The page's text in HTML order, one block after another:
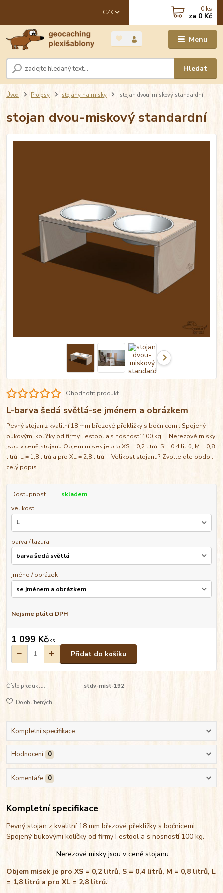
Menu
CZK
Hledat
0 ks
za 0 Kč
Úvod Pro psy stojany na misky stojan dvou-miskový standardní
stojan dvou-miskový standardní
Ohodnotit produkt
L-barva šedá světlá-se jménem a obrázkem
Pevný stojan z kvalitní 18 mm březové překližky s bočnicemi. Spojený
bukovými kolíčky od firmy Festool a s nosností 100 kg. Nerezové misky
jsou v ceně stojanu Objem misek je pro XS = 0,2 litrů, S = 0,4 litrů, M = 0,8
litrů, L = 1,8 litrů a pro XL = 2,8 litrů. Velikost stojanu? Zvolte dle podo...
celý popis
Dostupnost
skladem
velikost
barva / lazura
jméno / obrázek
Nejsme plátci DPH
1 099 Kč/ks
Přidat do košíku
Číslo produktu: stdv-mist-192
Do oblíbených
Kompletní specifikace
Hodnocení 0
Komentáře 0
Kompletní specifikace
Pevný stojan z kvalitní 18 mm březové překližky s bočnicemi.
Spojený bukovými kolíčky od firmy Festool a s nosností 100 kg.
Nerezové misky jsou v ceně stojanu
Objem misek je pro XS = 0,2 litrů, S = 0,4 litrů, M = 0,8 litrů, L
= 1,8 litrů a pro XL = 2,8 litrů.